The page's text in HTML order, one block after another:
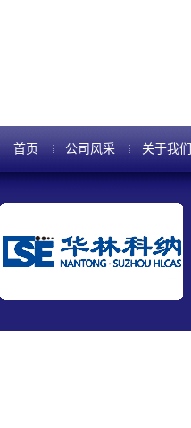
首页 公司风采 关于我们